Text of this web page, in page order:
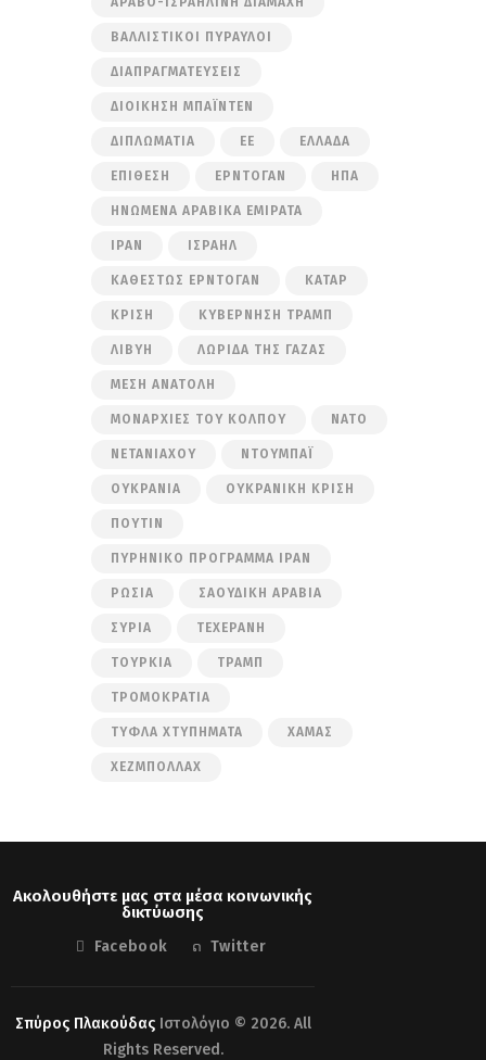
ΒΑΛΛΙΣΤΙΚΟΊ ΠΎΡΑΥΛΟΙ
ΔΙΑΠΡΑΓΜΑΤΕΎΣΕΙΣ
ΔΙΟΊΚΗΣΗ ΜΠΆΙΝΤΕΝ
ΔΙΠΛΩΜΑΤΊΑ ΕΕ ΕΛΛΆΔΑ
ΕΠΊΘΕΣΗ ΕΡΝΤΟΓΆΝ ΗΠΑ
ΗΝΩΜΈΝΑ ΑΡΑΒΙΚΆ ΕΜΙΡΆΤΑ
ΙΡΆΝ ΙΣΡΑΉΛ
ΚΑΘΕΣΤΏΣ ΕΡΝΤΟΓΆΝ ΚΑΤΆΡ
ΚΡΊΣΗ ΚΥΒΈΡΝΗΣΗ ΤΡΑΜΠ
ΛΙΒΎΗ ΛΩΡΊΔΑ ΤΗΣ ΓΆΖΑΣ
ΜΈΣΗ ΑΝΑΤΟΛΉ
ΜΟΝΑΡΧΊΕΣ ΤΟΥ ΚΌΛΠΟΥ ΝΑΤΟ
ΝΕΤΑΝΙΆΧΟΥ ΝΤΟΥΜΠΆΙ
ΟΥΚΡΑΝΊΑ ΟΥΚΡΑΝΙΚΉ ΚΡΊΣΗ
ΠΟΎΤΙΝ
ΠΥΡΗΝΙΚΌ ΠΡΌΓΡΑΜΜΑ ΙΡΆΝ
ΡΩΣΊΑ ΣΑΟΥΔΙΚΉ ΑΡΑΒΊΑ
ΣΥΡΊΑ ΤΕΧΕΡΆΝΗ
ΤΟΥΡΚΊΑ ΤΡΑΜΠ
ΤΡΟΜΟΚΡΑΤΊΑ
ΤΥΦΛΆ ΧΤΥΠΉΜΑΤΑ ΧΑΜΆΣ
ΧΕΖΜΠΟΛΛΆΧ
Ακολουθήστε μας στα μέσα κοινωνικής
δικτύωσης
Facebook Twitter
Σπύρος ΠλακούδαςΙστολόγιο © 2026. All
Rights Reserved.